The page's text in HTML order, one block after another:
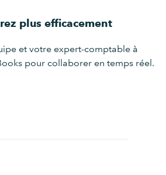
plus efficacement
et votre expert-comptable à
pour collaborer en temps réel.